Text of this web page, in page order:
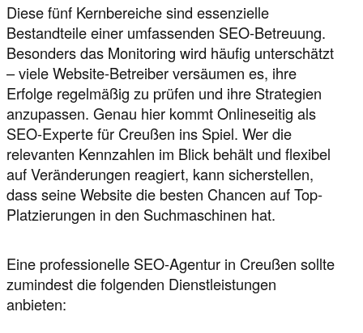
Diese fünf Kernbereiche sind essenzielle
Bestandteile einer umfassenden SEO-Betreuung.
Besonders das Monitoring wird häufig unterschätzt
– viele Website-Betreiber versäumen es, ihre
Erfolge regelmäßig zu prüfen und ihre Strategien
anzupassen. Genau hier kommt Onlineseitig als
SEO-Experte für Creußen ins Spiel. Wer die
relevanten Kennzahlen im Blick behält und flexibel
auf Veränderungen reagiert, kann sicherstellen,
dass seine Website die besten Chancen auf Top-
Platzierungen in den Suchmaschinen hat.
Eine professionelle SEO-Agentur in Creußen sollte
zumindest die folgenden Dienstleistungen
anbieten: